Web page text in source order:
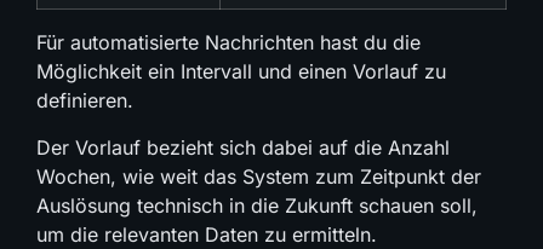
Für automatisierte Nachrichten hast du die
Möglichkeit ein Intervall und einen Vorlauf zu
definieren.
Der Vorlauf bezieht sich dabei auf die Anzahl
Wochen, wie weit das System zum Zeitpunkt der
Auslösung technisch in die Zukunft schauen soll,
um die relevanten Daten zu ermitteln.